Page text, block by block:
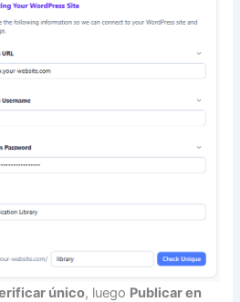
único, luego Publicar en